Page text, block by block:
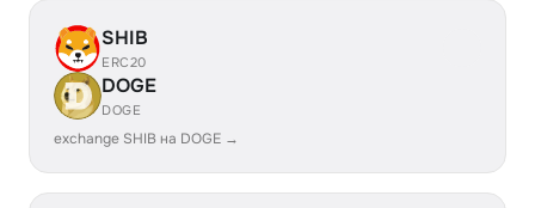
SHIB
ERC20
DOGE
DOGE
exchange SHIB на DOGE →